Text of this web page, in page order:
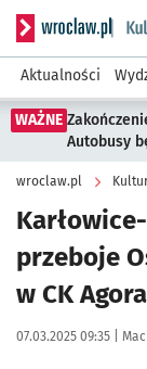
Serwis
Aktualności
WAŻNE
Autobusy
wroclaw.pl
przeboje
w CK Agora
Data publikacji:
07.03.2025 09:35 |